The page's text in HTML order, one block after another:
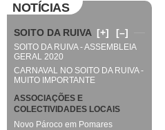
NOTÍCIAS
SOITO DA RUIVA [+] [–]
SOITO DA RUIVA - ASSEMBLEIA
GERAL 2020
CARNAVAL NO SOITO DA RUIVA -
MUITO IMPORTANTE
ASSOCIAÇÕES E
COLECTIVIDADES LOCAIS
Novo Pároco em Pomares